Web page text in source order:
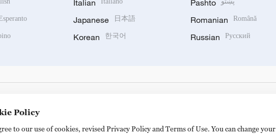
Italian
Japanese 日本語
Korean 한국어
Pashto
Romanian Română
Russian Русский
Policy
to our use of cookies, revised Privacy Policy and Terms of Use. You can change your